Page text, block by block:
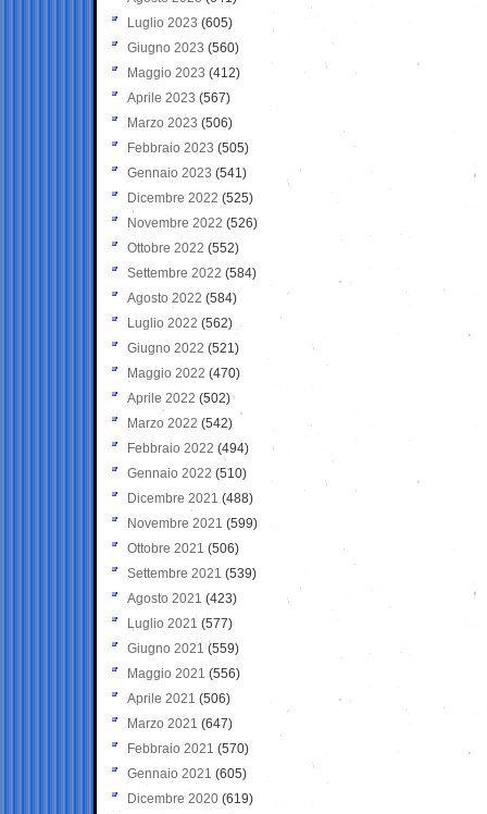
Luglio 2023 (605)
Giugno 2023 (560)
Maggio 2023 (412)
Aprile 2023 (567)
Marzo 2023 (506)
Febbraio 2023 (505)
Gennaio 2023 (541)
Dicembre 2022 (525)
Novembre 2022 (526)
Ottobre 2022 (552)
Settembre 2022 (584)
Agosto 2022 (584)
Luglio 2022 (562)
Giugno 2022 (521)
Maggio 2022 (470)
Aprile 2022 (502)
Marzo 2022 (542)
Febbraio 2022 (494)
Gennaio 2022 (510)
Dicembre 2021 (488)
Novembre 2021 (599)
Ottobre 2021 (506)
Settembre 2021 (539)
Agosto 2021 (423)
Luglio 2021 (577)
Giugno 2021(559)
Maggio 2021 (556)
Aprile 2021 (506)
Marzo 2021 (647)
Febbraio 2021 (570)
Gennaio 2021 (605)
Dicembre 2020 (619)